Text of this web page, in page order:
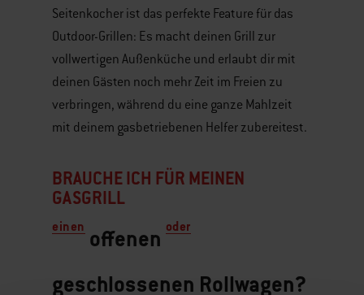
Seitenkocher ist das perfekte Feature für das
Outdoor-Grillen: Es macht deinen Grill zur
vollwertigen Außenküche und erlaubt dir mit
deinen Gästen noch mehr Zeit im Freien zu
verbringen, während du eine ganze Mahlzeit
mit deinem gasbetriebenen Helfer zubereitest.
BRAUCHE ICH FÜR MEINEN
GASGRILL
einenoffenen oder
geschlossenen Rollwagen?